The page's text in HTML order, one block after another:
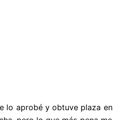
lo aprobé y obtuve plaza en